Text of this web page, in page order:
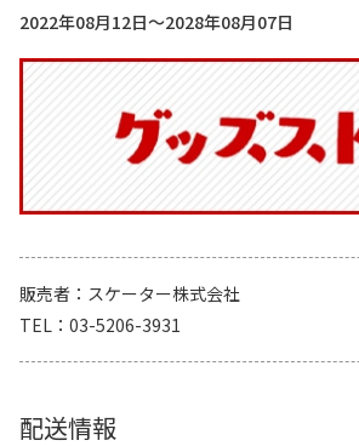
2022年08月12日～2028年08月07日
販売者
スケーター株式会社
TEL
03-5206-3931
配送情報